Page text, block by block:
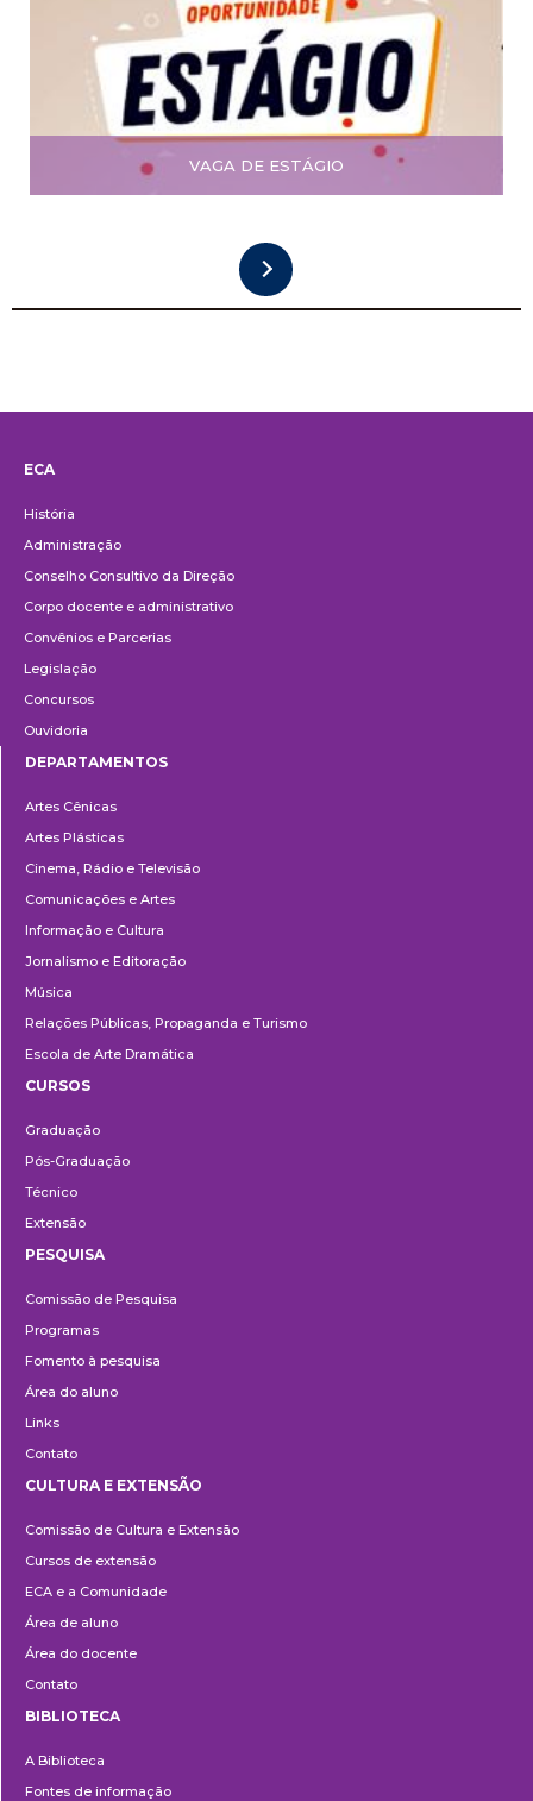
VAGA DE ESTÁGIO
ECA
História
Administração
Conselho Consultivo da Direção
Corpo docente e administrativo
Convênios e Parcerias
Legislação
Concursos
Ouvidoria
DEPARTAMENTOS
Artes Cênicas
Artes Plásticas
Cinema, Rádio e Televisão
Comunicações e Artes
Informação e Cultura
Jornalismo e Editoração
Música
Relações Públicas, Propaganda e Turismo
Escola de Arte Dramática
CURSOS
Graduação
Pós-Graduação
Técnico
Extensão
PESQUISA
Comissão de Pesquisa
Programas
Fomento à pesquisa
Área do aluno
Links
Contato
e
Extensão
CULTURA E EXTENSÃO
Comissão de Cultura e Extensão
Cursos de extensão
ECA e a Comunidade
Área de aluno
Área do docente
Contato
BIBLIOTECA
A Biblioteca
Fontes de informação